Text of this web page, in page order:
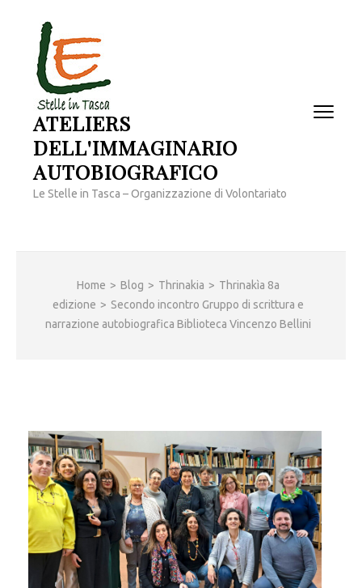
contenuto
(premi
invio)
ATELIERS
DELL'IMMAGINARIO
AUTOBIOGRAFICO
Le Stelle in Tasca – Organizzazione di Volontariato
Home > Blog > Thrinakia > Thrinakìa 8a
edizione > Secondo incontro Gruppo di scrittura e
narrazione autobiografica Biblioteca Vincenzo Bellini